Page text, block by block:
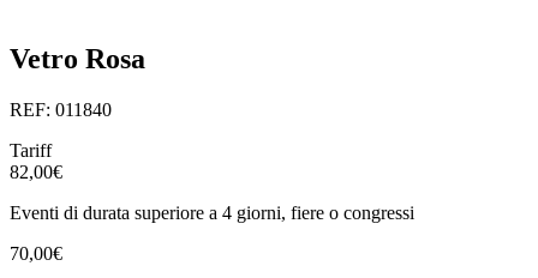
Vetro Rosa
REF: 011840
Tariff
82,00€
Eventi di durata superiore a 4 giorni, fiere o congressi
70,00€